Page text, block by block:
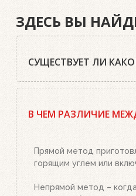
ЗДЕСЬ ВЫ
СУЩЕСТВУЕТ ЛИ
стартер необходимым
В ЧЕМ РАЗЛИЧИЕ
Прямой метод
горящим углем или
Непрямой метод –